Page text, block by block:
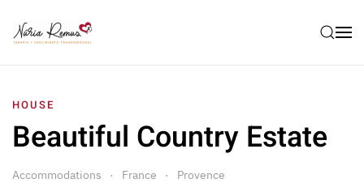
HOUSE
Beautiful Country Estate
Accommodations France Provence